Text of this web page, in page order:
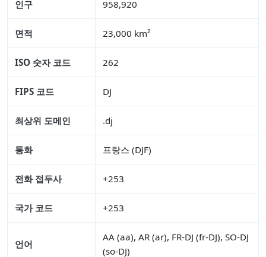
인구 958,920
면적 23,000 km²
ISO 숫자 코드 262
FIPS 코드 DJ
최상위 도메인 .dj
통화 프랑스 (DJF)
전화 접두사 +253
국가 코드 +253
언어
AA (aa), AR (ar), FR-DJ (fr-DJ), SO-DJ
(so-DJ)